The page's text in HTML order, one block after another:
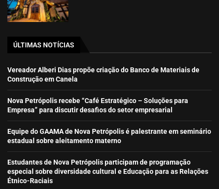
ÚLTIMAS NOTÍCIAS
Vereador Alberi Dias propõe criação do Banco de Materiais de
Construção em Canela
Nova Petrópolis recebe “Café Estratégico – Soluções para
Empresa” para discutir desafios do setor empresarial
Equipe do GAAMA de Nova Petrópolis é palestrante em seminário
estadual sobre aleitamento materno
Estudantes de Nova Petrópolis participam de programação
especial sobre diversidade cultural e Educação para as Relações
Étnico-Raciais